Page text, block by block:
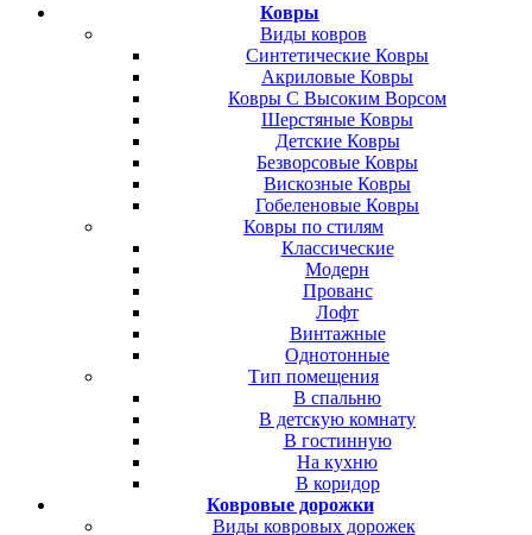
Ковры
Виды ковров
Синтетические Ковры
Акриловые Ковры
Ковры С Высоким Ворсом
Шерстяные Ковры
Детские Ковры
Безворсовые Ковры
Вискозные Ковры
Гобеленовые Ковры
Ковры по стилям
Классические
Модерн
Прованс
Лофт
Винтажные
Однотонные
Тип помещения
В спальню
В детскую комнату
В гостинную
На кухню
В коридор
Ковровые дорожки
Виды ковровых дорожек